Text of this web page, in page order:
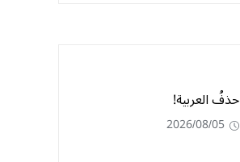
حذفُ العربية!
2026/08/05